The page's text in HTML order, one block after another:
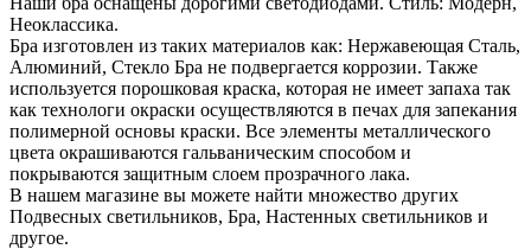
Неоклассика.
Бра изготовлен из таких материалов как: Нержавеющая Сталь,
Алюминий, Стекло Бра не подвергается коррозии. Также
используется порошковая краска, которая не имеет запаха так
как технологи окраски осуществляются в печах для запекания
полимерной основы краски. Все элементы металлического
цвета окрашиваются гальваническим способом и
покрываются защитным слоем прозрачного лака.
В нашем магазине вы можете найти множество других
Подвесных светильников, Бра, Настенных светильников и
другое.